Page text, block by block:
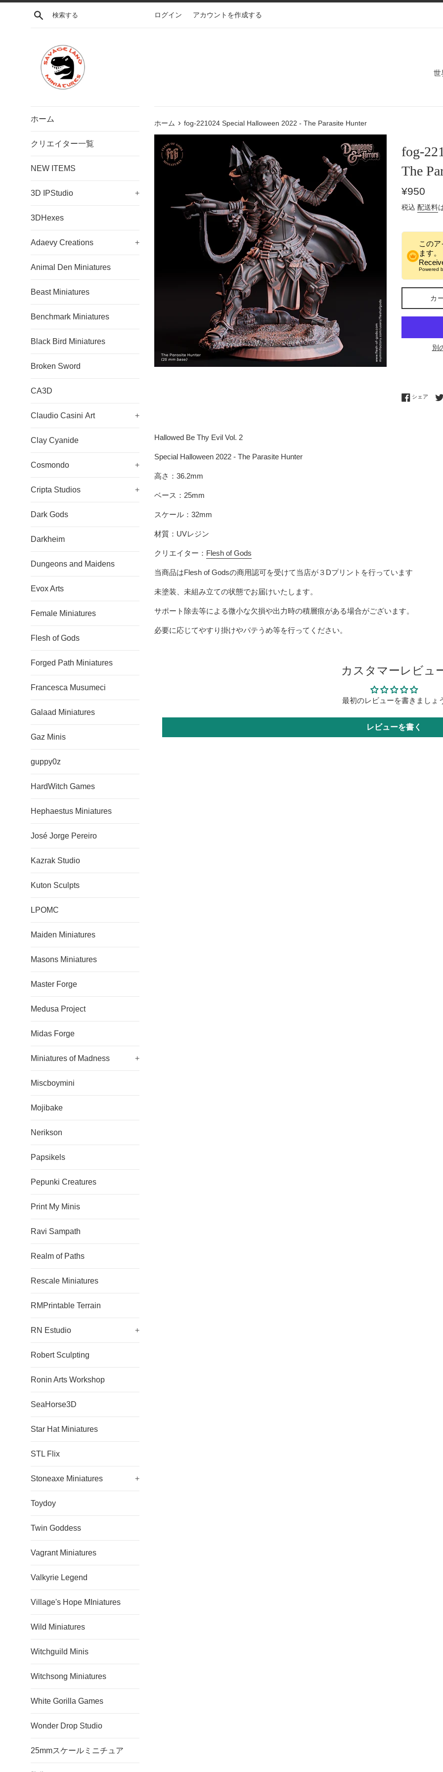
コ
検索する ログイン アカウントを作成する
世
ホーム
クリエイター一覧
NEW ITEMS
3D IPStudio +
3DHexes
Adaevy Creations +
Animal Den Miniatures
Beast Miniatures
Benchmark Miniatures
Black Bird Miniatures
Broken Sword
CA3D
Claudio Casini Art +
Clay Cyanide
Cosmondo +
Cripta Studios +
Dark Gods
Darkheim
Dungeons and Maidens
Evox Arts
Female Miniatures
Flesh of Gods
Forged Path Miniatures
Francesca Musumeci
Galaad Miniatures
Gaz Minis
guppy0z
HardWitch Games
Hephaestus Miniatures
José Jorge Pereiro
Kazrak Studio
Kuton Sculpts
LPOMC
Maiden Miniatures
Masons Miniatures
Master Forge
Medusa Project
Midas Forge
Miniatures of Madness +
Miscboymini
Mojibake
Nerikson
Papsikels
Pepunki Creatures
Print My Minis
Ravi Sampath
Realm of Paths
Rescale Miniatures
RMPrintable Terrain
RN Estudio +
Robert Sculpting
Ronin Arts Workshop
SeaHorse3D
Star Hat Miniatures
STL Flix
Stoneaxe Miniatures +
Toydoy
Twin Goddess
Vagrant Miniatures
Valkyrie Legend
Village's Hope MIniatures
Wild Miniatures
Witchguild Minis
Witchsong Miniatures
White Gorilla Games
Wonder Drop Studio
25mmスケールミニチュア
ホーム › fog-221024 Special Halloween 2022 - The Parasite Hunter
fog-
The
通
価
¥950
税込 配送料
この
ます。
Powered
カ
別
シェア
Hallowed Be Thy Evil Vol. 2
Special Halloween 2022 - The Parasite Hunter
高さ：36.2mm
ベース：25mm
スケール：32mm
材質：UVレジン
クリエイター： Flesh of Gods
当商品はFlesh of Godsの商用認可を受けて当店が３Dプリントを行っています
未塗装、未組み立ての状態でお届けいたします。
サポート除去等による微小な欠損や出力時の積層痕がある場合がございます。
必要に応じてやすり掛けやパテうめ等を行ってください。
カスタマーレビュ
最初のレビューを書きましょ
レビューを書く